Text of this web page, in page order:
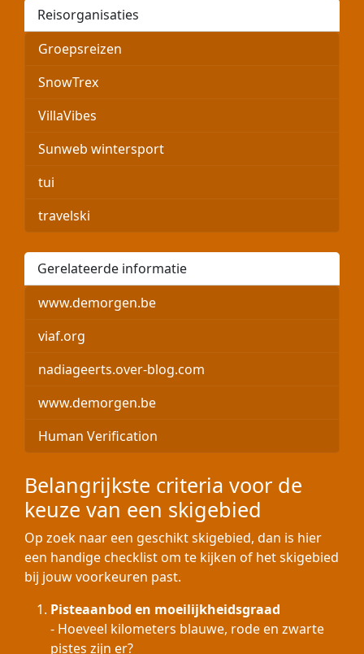
Reisorganisaties
Groepsreizen
SnowTrex
VillaVibes
Sunweb wintersport
tui
travelski
Gerelateerde informatie
www.demorgen.be
viaf.org
nadiageerts.over-blog.com
www.demorgen.be
Human Verification
Belangrijkste criteria voor de
keuze van een skigebied
Op zoek naar een geschikt skigebied, dan is hier
een handige checklist om te kijken of het skigebied
bij jouw voorkeuren past.
Pisteaanbod en moeilijkheidsgraad
- Hoeveel kilometers blauwe, rode en zwarte
pistes zijn er?